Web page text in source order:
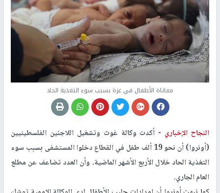
معاناة الأطفال في غزة بسبب سوء التغذية الحاد
النجاح الإخباري - أكدت وكالة غوث وتشغيل اللاجئين الفلسطينيين
(أونروا) أن نحو 19 ألف طفل في القطاع دخلوا المستشفى بسبب سوء
التغذية الحاد خلال الأربع الأشهر الماضية. وأن العدد تضاعف عن مطلع
العام الجاري.